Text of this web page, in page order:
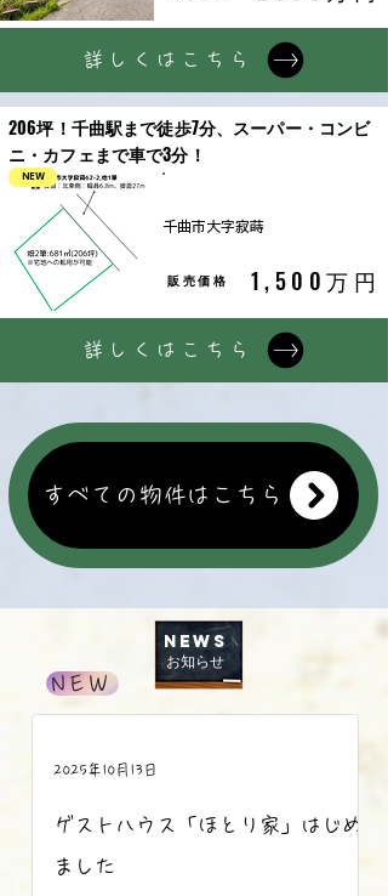
詳しくはこちら
206坪！千曲駅まで徒歩7分、スーパー・コンビ
ニ・カフェまで車で3分！
NEW
千曲市大字寂蒔
販売価格 1,500万円
詳しくはこちら
すべての物件はこちら
NEW
NEWS
​お知らせ
ゲストハウス「ほとり家」はじめ
ました
2025年10月13日